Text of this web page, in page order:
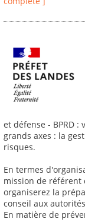
et défense - BPRD
grands axes : la
risques.
En termes
mission de référent
organiserez la
conseil aux
En matière de